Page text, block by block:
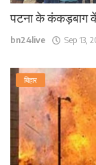
पटना के कंकड़बाग
bn24live Sep 13,
बिहार